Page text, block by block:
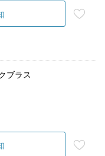
ブラス